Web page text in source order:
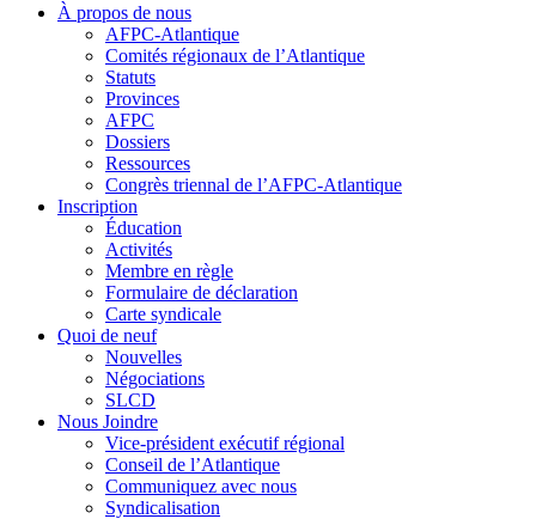
À propos de nous
AFPC-Atlantique
Comités régionaux de l’Atlantique
Statuts
Provinces
AFPC
Dossiers
Ressources
Congrès triennal de l’AFPC-Atlantique
Inscription
Éducation
Activités
Membre en règle
Formulaire de déclaration
Carte syndicale
Quoi de neuf
Nouvelles
Négociations
SLCD
Nous Joindre
Vice-président exécutif régional
Conseil de l’Atlantique
Communiquez avec nous
Syndicalisation